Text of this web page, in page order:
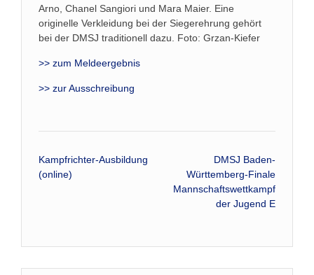
Arno, Chanel Sangiori und Mara Maier. Eine
originelle Verkleidung bei der Siegerehrung gehört
bei der DMSJ traditionell dazu. Foto: Grzan-Kiefer
>> zum Meldeergebnis
>> zur Ausschreibung
Beitrags-
Navigation
Kampfrichter-Ausbildung
(online)
DMSJ Baden-
Württemberg-Finale
Mannschaftswettkampf
der Jugend E